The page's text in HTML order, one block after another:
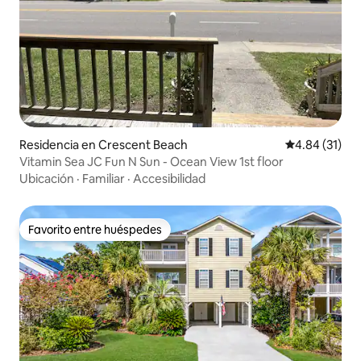
Residencia en Crescent Beach Calificación
4.84 (31)
Vitamin Sea JC Fun N Sun - Ocean View 1st floor
Ubicación · Familiar · Accesibilidad
Favorito entre huéspedes
Favorito entre huéspedes